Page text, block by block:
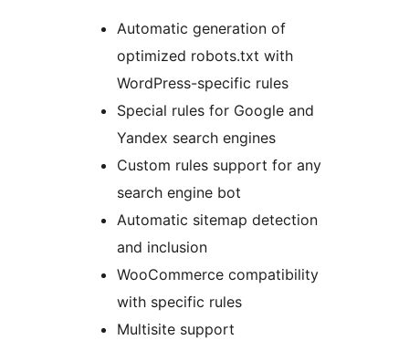
Automatic generation of
optimized robots.txt with
WordPress-specific rules
Special rules for Google and
Yandex search engines
Custom rules support for any
search engine bot
Automatic sitemap detection
and inclusion
WooCommerce compatibility
with specific rules
Multisite support